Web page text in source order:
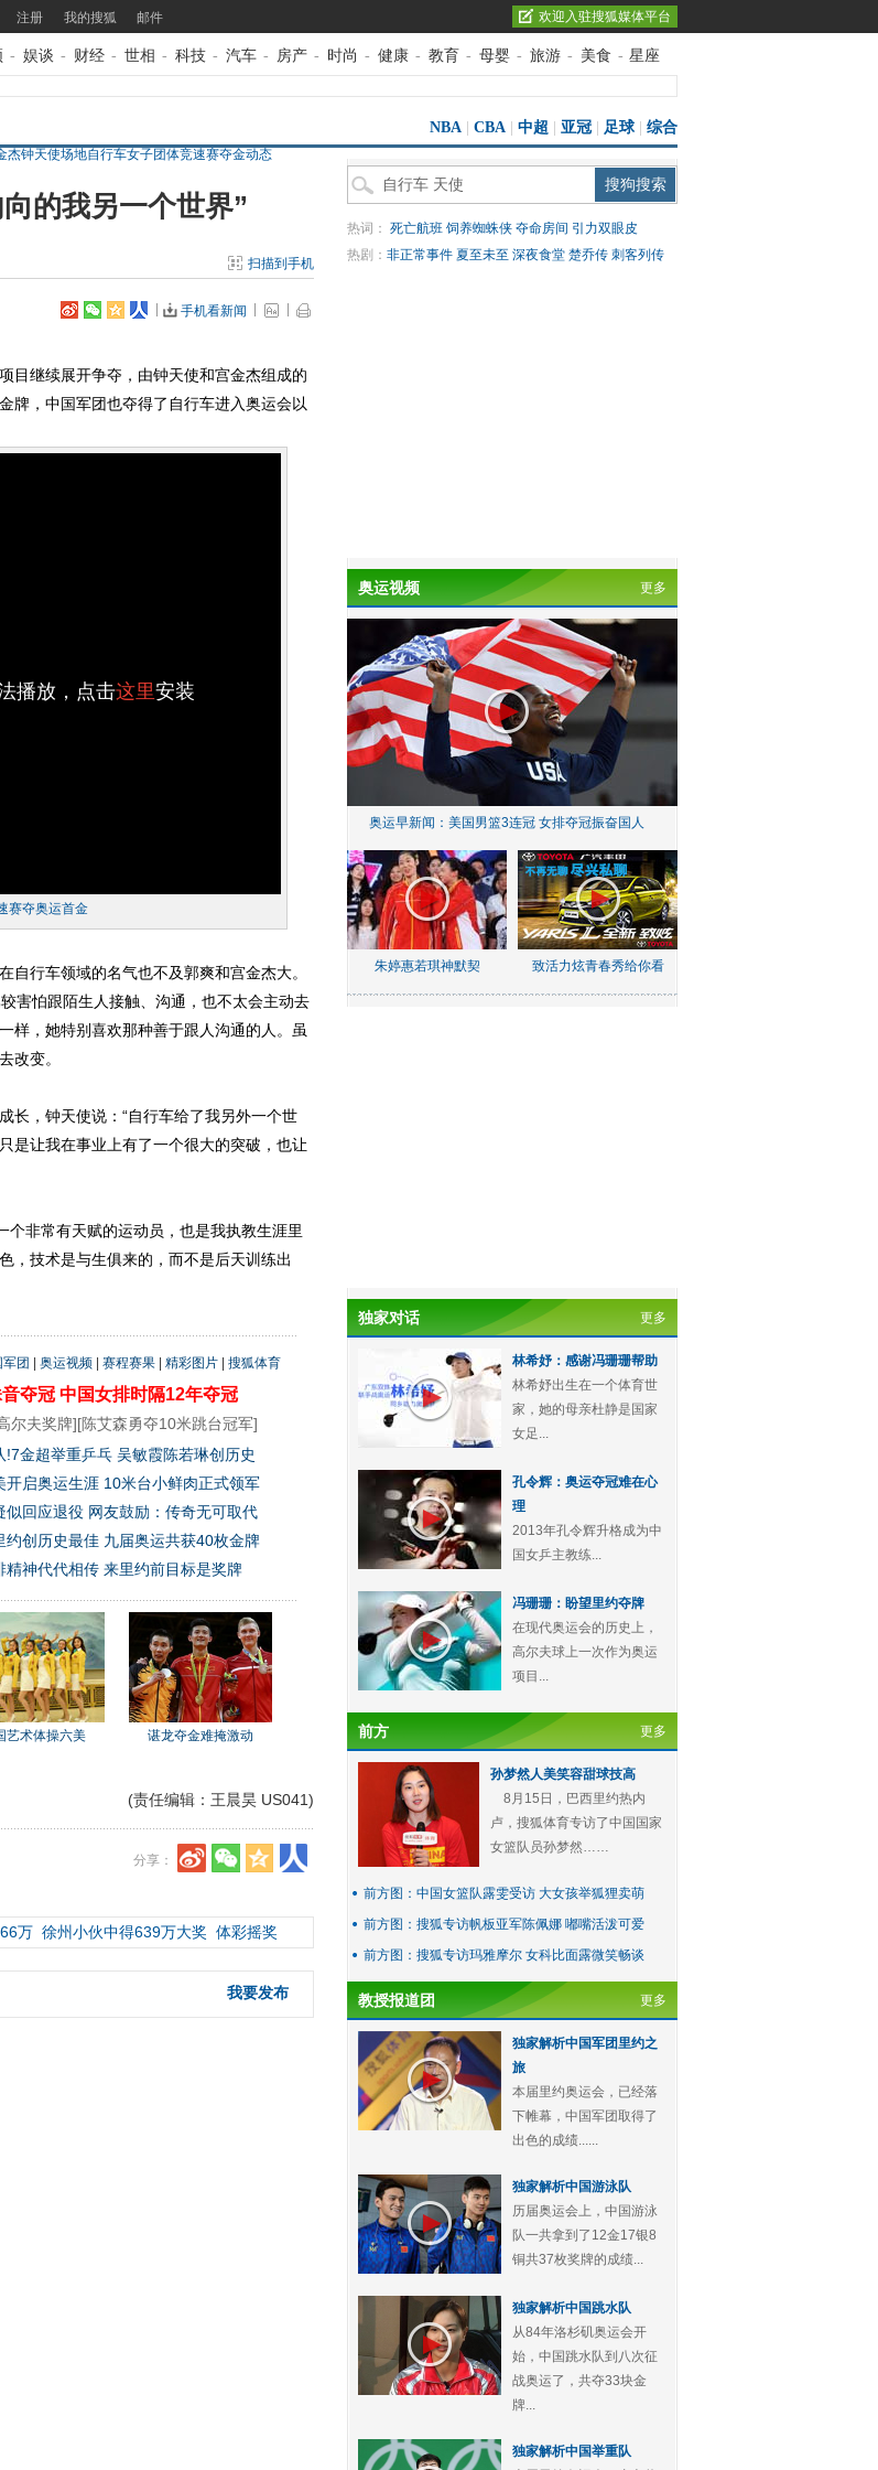
注册 我的搜狐 邮件 欢迎入驻搜狐媒体平台
- 娱谈 - 财经 - 世相 - 科技 - 汽车 - 房产 - 时尚 - 健康 - 教育 - 母婴 - 旅游 - 美食 - 星座
杰钟天使场地自行车女子团体竞速赛夺金动态
NBA CBA 中超 亚冠 足球| 综合
的我另一个世界”
扫描到手机
手机看新闻
继续展开争夺，由钟天使和宫金杰组成的
牌，中国军团也夺得了自行车进入奥运会以
播放，点击这里安装
赛夺奥运首金
行车领域的名气也不及郭爽和宫金杰大。
害怕跟陌生人接触、沟通，也不太会主动去
样，她特别喜欢那种善于跟人沟通的人。虽
改变。
，钟天使说：“自行车给了我另外一个世
是让我在事业上有了一个很大的突破，也让
非常有天赋的运动员，也是我执教生涯里
，技术是与生俱来的，而不是后天训练出
团 奥运视频 赛程赛果 精彩图片 搜狐体育
夺冠 中国女排时隔12年夺冠
尔夫奖牌][陈艾森勇夺10米跳台冠军]
!7金超举重乒乓 吴敏霞陈若琳创历史
开启奥运生涯 10米台小鲜肉正式领军
似回应退役 网友鼓励：传奇无可取代
约创历史最佳 九届奥运共获40枚金牌
精神代代相传 来里约前目标是奖牌
艺术体操六美 谌龙夺金难掩激动
(责任编辑：王晨昊 US041)
分享：
万 徐州小伙中得639万大奖 体彩摇奖
我要发布
热词： 死亡航班 饲养蜘蛛侠 夺命房间 引力双眼皮
热剧： 非正常事件 夏至未至 深夜食堂 楚乔传 刺客列传
奥运视频 更多
奥运早新闻：美国男篮3连冠 女排夺冠振奋国人
朱婷惠若琪神默契 致活力炫青春秀给你看
独家对话 更多
林希妤：感谢冯珊珊帮助
林希妤出生在一个体育世
家，她的母亲杜静是国家
女足...
孔令辉：奥运夺冠难在心
理
2013年孔令辉升格成为中
国女乒主教练...
冯珊珊：盼望里约夺牌
在现代奥运会的历史上，
高尔夫球上一次作为奥运
项目...
前方 更多
孙梦然人美笑容甜球技高
8月15日，巴西里约热内
卢，搜狐体育专访了中国国家
女篮队员孙梦然……
前方图：中国女篮队露雯受访 大女孩举狐狸卖萌
前方图：搜狐专访帆板亚军陈佩娜 嘟嘴活泼可爱
前方图：搜狐专访玛雅摩尔 女科比面露微笑畅谈
教授报道团 更多
独家解析中国军团里约之
旅
本届里约奥运会，已经落
下帷幕，中国军团取得了
出色的成绩......
独家解析中国游泳队
历届奥运会上，中国游泳
队一共拿到了12金17银8
铜共37枚奖牌的成绩...
独家解析中国跳水队
从84年洛杉矶奥运会开
始，中国跳水队到八次征
战奥运了，共夺33块金
牌...
独家解析中国举重队